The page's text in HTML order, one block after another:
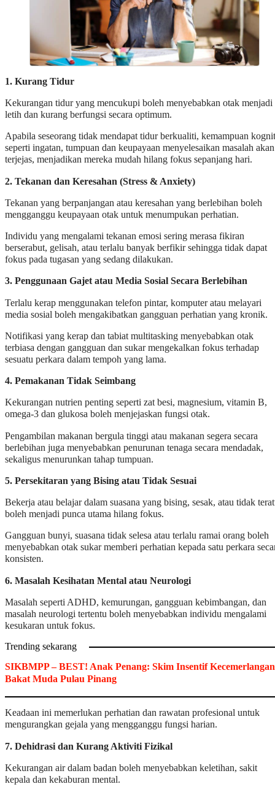
1. Kurang Tidur
Kekurangan tidur yang mencukupi boleh menyebabkan otak menjadi
letih dan kurang berfungsi secara optimum.
Apabila seseorang tidak mendapat tidur berkualiti, kemampuan
seperti ingatan, tumpuan dan keupayaan menyelesaikan masalah akan
terjejas, menjadikan mereka mudah hilang fokus sepanjang hari.
2. Tekanan dan Keresahan (Stress & Anxiety)
Tekanan yang berpanjangan atau keresahan yang berlebihan boleh
mengganggu keupayaan otak untuk menumpukan perhatian.
Individu yang mengalami tekanan emosi sering merasa fikiran
berserabut, gelisah, atau terlalu banyak berfikir sehingga tidak dapat
fokus pada tugasan yang sedang dilakukan.
3. Penggunaan Gajet atau Media Sosial Secara Berlebihan
Terlalu kerap menggunakan telefon pintar, komputer atau melayari
media sosial boleh mengakibatkan gangguan perhatian yang kronik.
Notifikasi yang kerap dan tabiat multitasking menyebabkan otak
terbiasa dengan gangguan dan sukar mengekalkan fokus terhadap
sesuatu perkara dalam tempoh yang lama.
4. Pemakanan Tidak Seimbang
Kekurangan nutrien penting seperti zat besi, magnesium, vitamin B,
omega-3 dan glukosa boleh menjejaskan fungsi otak.
Pengambilan makanan bergula tinggi atau makanan segera secara
berlebihan juga menyebabkan penurunan tenaga secara mendadak,
sekaligus menurunkan tahap tumpuan.
5. Persekitaran yang Bising atau Tidak Sesuai
Bekerja atau belajar dalam suasana yang bising, sesak, atau tidak
boleh menjadi punca utama hilang fokus.
Gangguan bunyi, suasana tidak selesa atau terlalu ramai orang boleh
menyebabkan otak sukar memberi perhatian kepada satu perkara
konsisten.
6. Masalah Kesihatan Mental atau Neurologi
Masalah seperti ADHD, kemurungan, gangguan kebimbangan, dan
masalah neurologi tertentu boleh menyebabkan individu mengalami
kesukaran untuk fokus.
Trending sekarang
SIKBMPP – BEST! Anak Penang: Skim Insentif Kecemerlangan
Bakat Muda Pulau Pinang
Keadaan ini memerlukan perhatian dan rawatan profesional untuk
mengurangkan gejala yang mengganggu fungsi harian.
7. Dehidrasi dan Kurang Aktiviti Fizikal
Kekurangan air dalam badan boleh menyebabkan keletihan, sakit
kepala dan kekaburan mental.